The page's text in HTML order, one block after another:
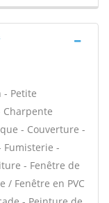
- Petite
Charpente
- Couverture -
Fumisterie -
- Fenêtre de
/ Fenêtre en PVC